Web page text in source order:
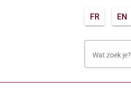
FR EN
Wat zoek je?